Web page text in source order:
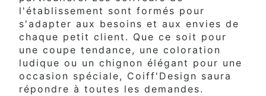
l'établissement sont formés pour
s'adapter aux besoins et aux envies de
chaque petit client. Que ce soit pour
une coupe tendance, une coloration
ludique ou un chignon élégant pour une
occasion spéciale, Coiff'Design saura
répondre à toutes les demandes.